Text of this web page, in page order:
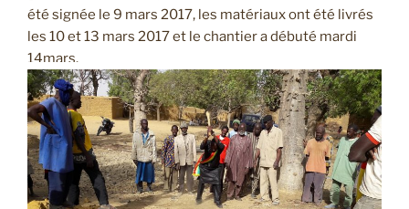
été signée le 9 mars 2017, les matériaux ont été livrés
les 10 et 13 mars 2017 et le chantier a débuté mardi
14mars.